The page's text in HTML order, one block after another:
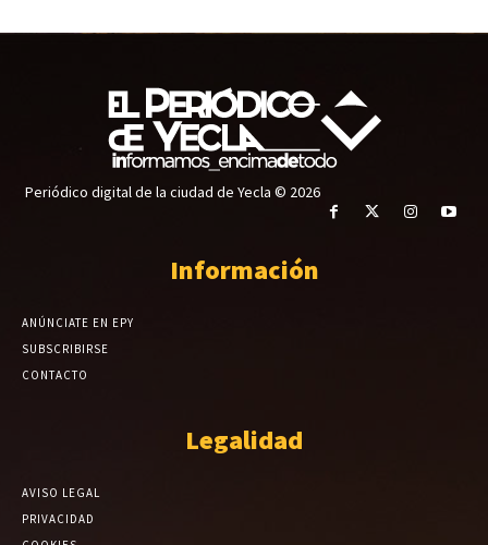
Periódico digital de la ciudad de Yecla © 2026
Información
ANÚNCIATE EN EPY
SUBSCRIBIRSE
CONTACTO
Legalidad
AVISO LEGAL
PRIVACIDAD